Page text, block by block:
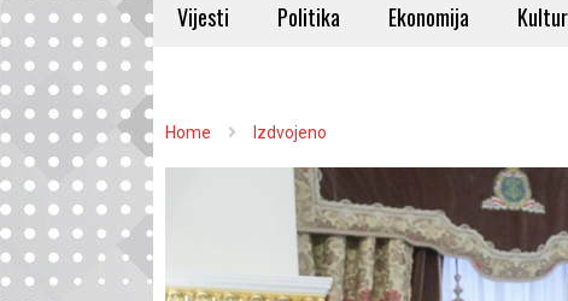
Vijesti Politika Ekonomija
Home Izdvojeno